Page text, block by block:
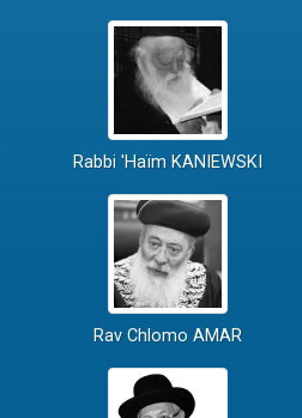
Rabbi 'Haïm KANIEWSKI
Rav Chlomo AMAR